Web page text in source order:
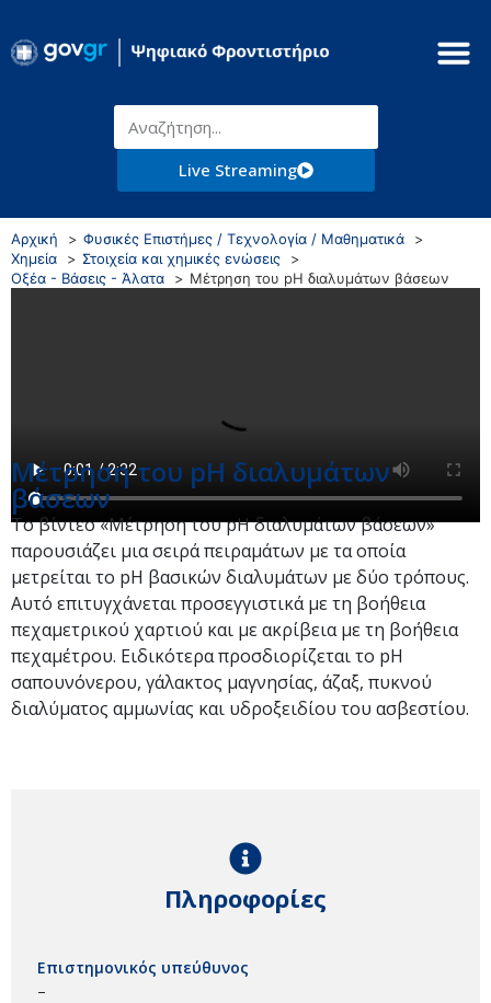
Live Streaming
Αρχική
Φυσικές Επιστήμες / Τεχνολογία / Μαθηματικά
Χημεία
Στοιχεία και χημικές ενώσεις
Οξέα - Βάσεις - Άλατα
Μέτρηση του pH διαλυμάτων βάσεων
Μέτρηση του pH διαλυμάτων
βάσεων
Το βίντεο «Μέτρηση του pH διαλυμάτων βάσεων»
παρουσιάζει μια σειρά πειραμάτων με τα οποία
μετρείται το pH βασικών διαλυμάτων με δύο τρόπους.
Αυτό επιτυγχάνεται προσεγγιστικά με τη βοήθεια
πεχαμετρικού χαρτιού και με ακρίβεια με τη βοήθεια
πεχαμέτρου. Ειδικότερα προσδιορίζεται το pH
σαπουνόνερου, γάλακτος μαγνησίας, άζαξ, πυκνού
διαλύματος αμμωνίας και υδροξειδίου του ασβεστίου.
Πληροφορίες
Επιστημονικός υπεύθυνος
–